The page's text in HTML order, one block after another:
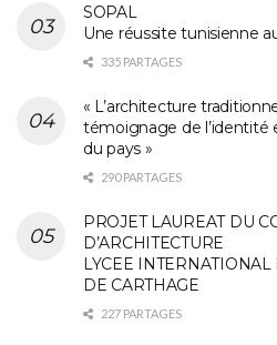
SOPAL
Une réussite tunisienne
335 PARTAGES
« L’architecture
témoignage de l’identité
du pays »
290 PARTAGES
PROJET LAUREAT DU
D’ARCHITECTURE
LYCEE
DE CARTHAGE
227 PARTAGES